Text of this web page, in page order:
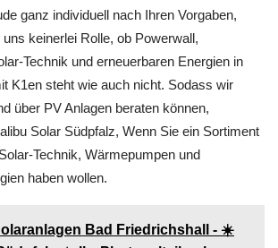
ganz individuell nach Ihren Vorgaben,
keinerlei Rolle, ob Powerwall,
Technik und erneuerbaren Energien in
K1en steht wie auch nicht. Sodass wir
über PV Anlagen beraten können,
Solar Südpfalz, Wenn Sie ein Sortiment
Technik, Wärmepumpen und
haben wollen.
Bad Friedrichshall - ☀️